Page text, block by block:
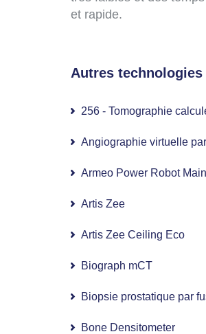
et rapide.
Autres technologies
256 - Tomographie
Angiographie virtuelle
Armeo Power Robot
Artis Zee
Artis Zee Ceiling Eco
Biograph mCT
Biopsie prostatique par
Bone Densitometer